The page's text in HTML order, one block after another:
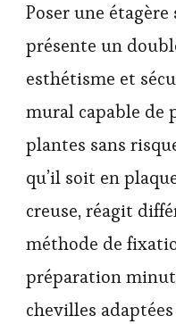
Poser une
présente un
esthétisme et
mural capable de
plantes sans
qu’il soit en
creuse, réagit
méthode de
préparation
chevilles